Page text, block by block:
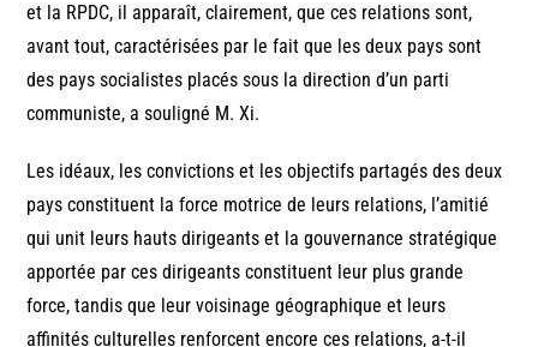
et la RPDC, il apparaît, clairement, que ces relations sont,
avant tout, caractérisées par le fait que les deux pays sont
des pays socialistes placés sous la direction d’un parti
communiste, a souligné M. Xi.
Les idéaux, les convictions et les objectifs partagés des deux
pays constituent la force motrice de leurs relations, l’amitié
qui unit leurs hauts dirigeants et la gouvernance stratégique
apportée par ces dirigeants constituent leur plus grande
force, tandis que leur voisinage géographique et leurs
affinités culturelles renforcent encore ces relations, a-t-il